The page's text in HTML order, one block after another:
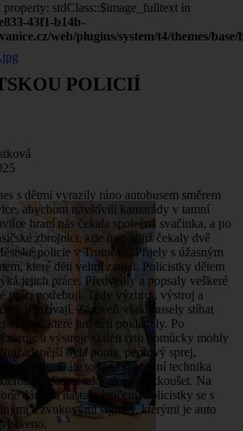
stdClass::$image_fulltext in
43f1-b14b-
web/plugins/system/t4/themes/
POLICIÍ
s dětmi vyrazily ráno autobusem směrem
abychom navštívili kamarády v tamní
hraní nás čekala společná svačinka, a po
zbrojnici, kde na nás již čekaly dvě
policie v Trutnově. Přijely s úžasným
které děti velmi zaujal. Policistky dětem
jejich práce. Předvedly a popsaly veškeré
práci potřebují. Tedy výzbroj, výstroj a
používají. Zároveň však musely stíhat
otázek, které jim děti pokládaly. Po
a výstroje si děti tyto pomůcky mohly
byla pouta, pepřový sprej,
a čepice. Dále to byla speciální technika
si všichni také mohli vyzkoušet. Na
dárky a nastalo loučení. Policistky se s
a zvukovými signály, kterými je auto